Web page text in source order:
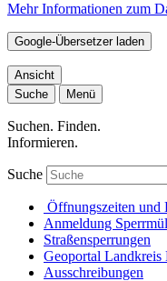
Mehr Informationen zum
Google-Übersetzer laden
Ansicht
Suche
Menü
Suchen. Finden.
Informieren.
Suche
Öffnungszeiten und
Anmeldung
Straßensperrungen
Geoportal Landkreis
Ausschreibungen